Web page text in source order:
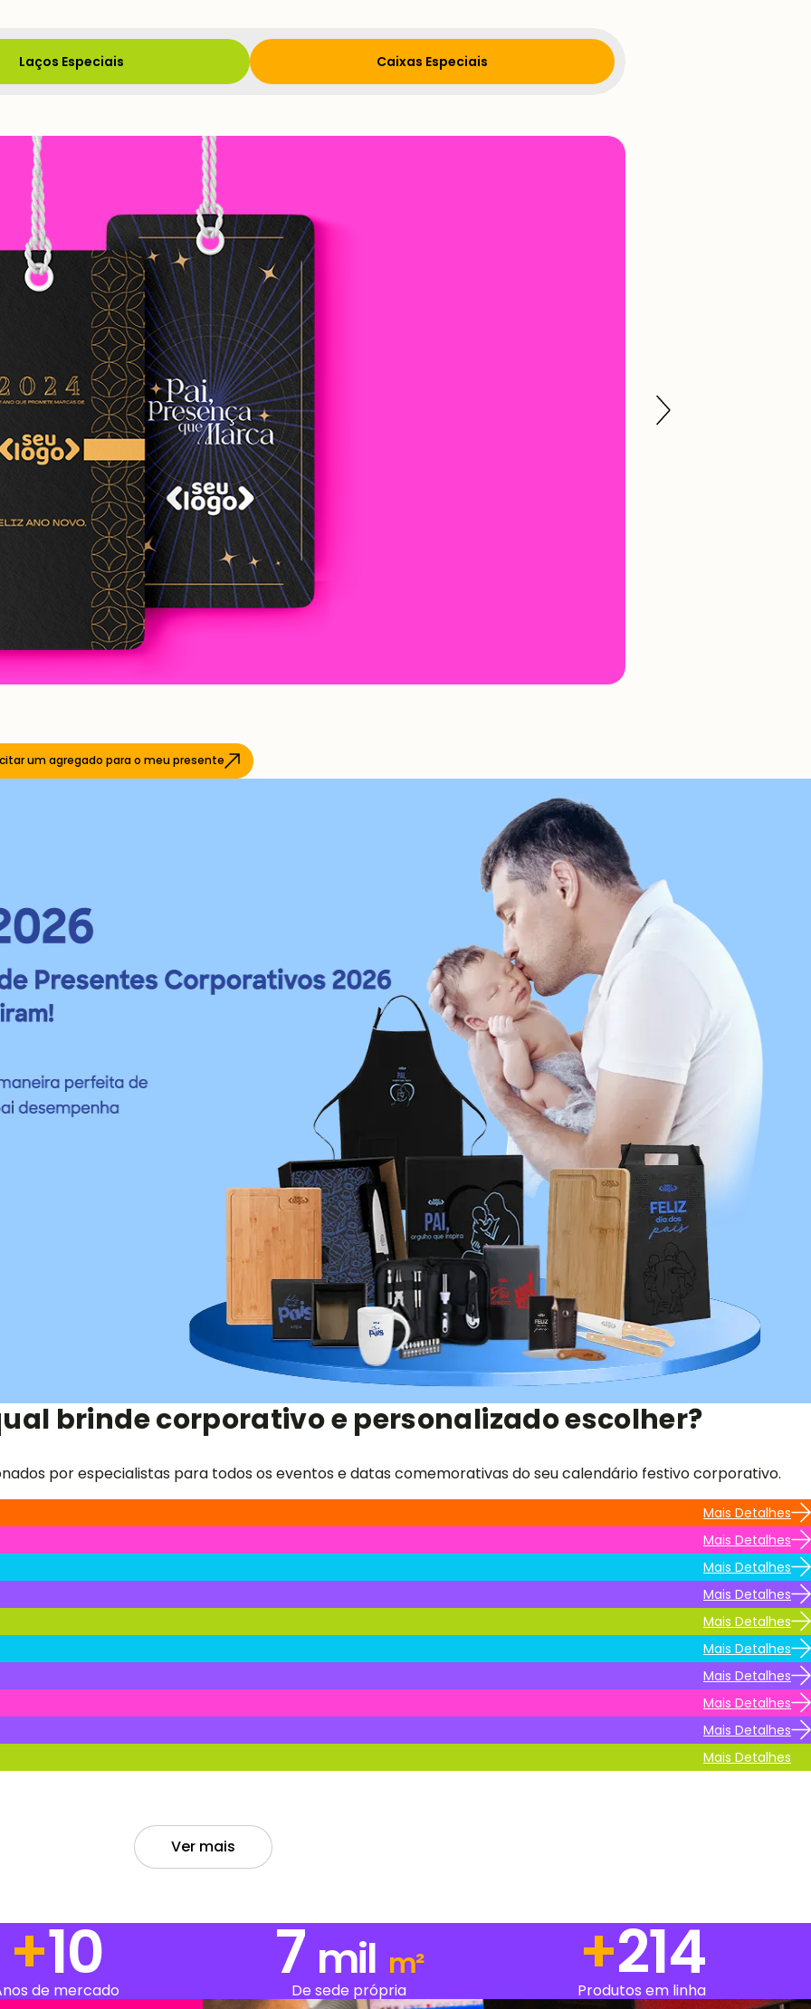
Laços Especiais Caixas Especiais
um agregado para o meu presente
brinde corporativo e personalizado escolher?
por especialistas para todos os eventos e datas comemorativas do seu calendário festivo corporativo.
Mais Detalhes
Mais Detalhes
Mais Detalhes
Mais Detalhes
Mais Detalhes
Mais Detalhes
Mais Detalhes
Mais Detalhes
Mais Detalhes
Mais Detalhes
Ver mais
+13
de mercado 7 mil m²
De sede própria +265
Produtos em linha